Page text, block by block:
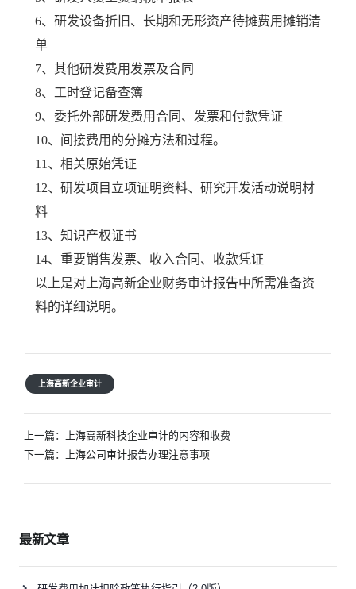
6、研发设备折旧、长期和无形资产待摊费用摊销清
单
7、其他研发费用发票及合同
8、工时登记备查簿
9、委托外部研发费用合同、发票和付款凭证
10、间接费用的分摊方法和过程。
11、相关原始凭证
12、研发项目立项证明资料、研究开发活动说明材
料
13、知识产权证书
14、重要销售发票、收入合同、收款凭证
以上是对上海高新企业财务审计报告中所需准备资
料的详细说明。
上海高新企业审计
文
章
导
上一篇：
上海高新科技企业审计的内容和收费
下一篇：
上海公司审计报告办理注意事项
最新文章